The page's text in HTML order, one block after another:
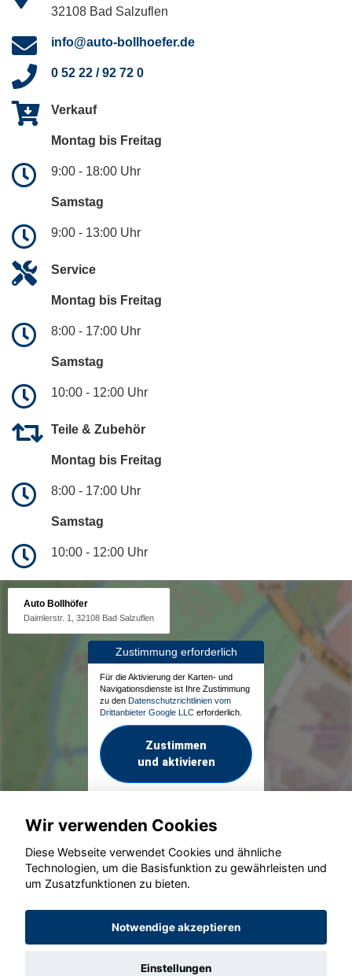
32108 Bad Salzuflen
info@auto-bollhoefer.de
0 52 22 / 92 72 0
Verkauf
Montag bis Freitag
9:00 - 18:00 Uhr
Samstag
9:00 - 13:00 Uhr
Service
Montag bis Freitag
8:00 - 17:00 Uhr
Samstag
10:00 - 12:00 Uhr
Teile & Zubehör
Montag bis Freitag
8:00 - 17:00 Uhr
Samstag
10:00 - 12:00 Uhr
Auto Bollhöfer
Daimlerstr. 1, 32108 Bad Salzuflen
Zustimmung erforderlich
Für die Aktivierung der Karten- und
Navigationsdienste ist Ihre Zustimmung
zu den Datenschutzrichtlinien vom
Drittanbieter Google LLC erforderlich.
Zustimmen
und aktivieren
© konjunkturmotor.de GmbH 2020 - 2026
Wir verwenden Cookies
Diese Webseite verwendet Cookies und ähnliche
Technologien, um die Basisfunktion zu gewährleisten und
um Zusatzfunktionen zu bieten.
Notwendige akzeptieren
Einstellungen